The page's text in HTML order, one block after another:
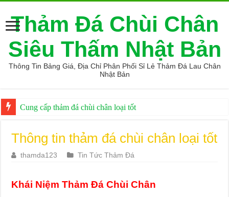
Thảm Đá Chùi Chân
Siêu Thấm Nhật Bản
Thông Tin Bảng Giá, Địa Chỉ Phân Phối Sỉ Lẻ Thảm Đá Lau Chân
Nhật Bản
Cung cấp thảm đá chùi chân loại tốt
Ở đâu bán thảm đá hút nước loại tốt
Thông tin thảm đá chùi chân loại tốt
thamda123 Tin Tức Thảm Đá
Khái Niệm Thảm Đá Chùi Chân